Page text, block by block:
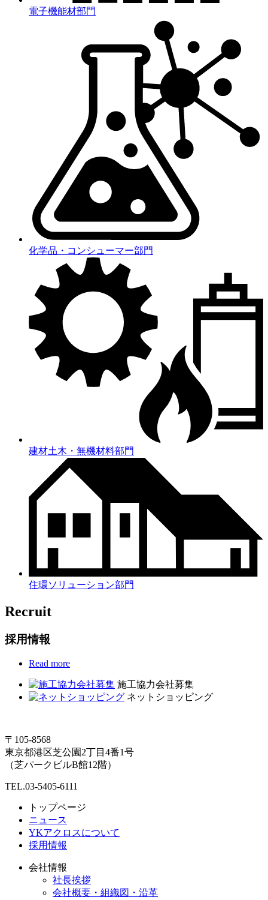
電子機能材部門
化学品・コンシューマー部門
建材土木・無機材料部門
住環ソリューション部門
Recruit
採用情報
Read more
施工協力会社募集
ネットショッピング
〒105-8568
東京都港区芝公園2丁目4番1号
（芝パークビルB館12階）
TEL.03-5405-6111
トップページ
ニュース
YKアクロスについて
採用情報
会社情報
社長挨拶
会社概要・組織図・沿革